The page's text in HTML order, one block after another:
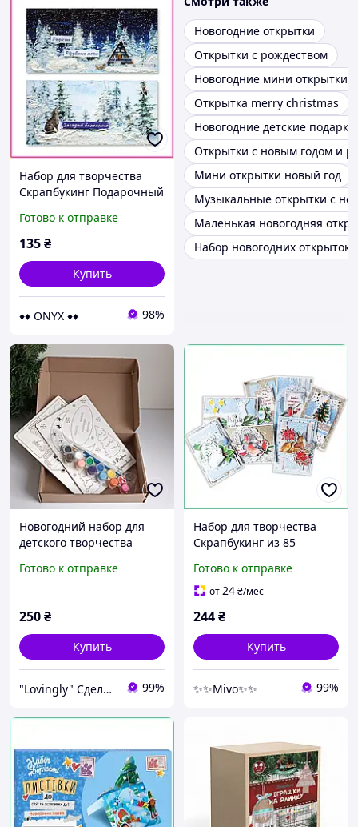
Набор для творчества
Скрапбукинг Подарочный
новогодних открыток с
видеоуроком
Готово к отправке
135₴
Купить
♦♦ ONYX ♦♦ 98%
Новогодние открытки
Открытки с рождеством
Новогодние мини открытки
Открытка merry christmas
Новогодние детские подарки
Открытки с новым годом и
Мини открытки новый год
Музыкальные открытки с
Маленькая новогодняя
Набор новогодних открыток
Новогодний набор для
детского творчества
Готово к отправке
250₴
Купить
"Lovingly" Сделано с любовью 99%
Набор для творчества
Скрапбукинг из 85
открытки своими руками
Подарочный комплект
Готово к отправке
от24₴/мес
244₴
Купить
✨✨Mivo✨✨ 99%